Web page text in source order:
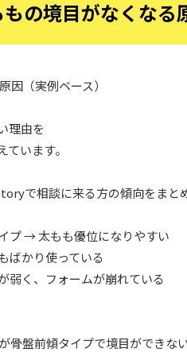
の境目がなくなる
（実例ベース）
理由を
ています。
で相談に来る方の傾向をまと
プ → 太もも優位になりやすい
ばかり使っている
弱く、フォームが崩れている
骨盤前傾タイプで境目ができな